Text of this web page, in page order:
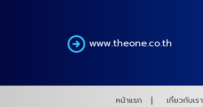
หน้าแรก เกี่ยวกับเรา
www.theone.co.th